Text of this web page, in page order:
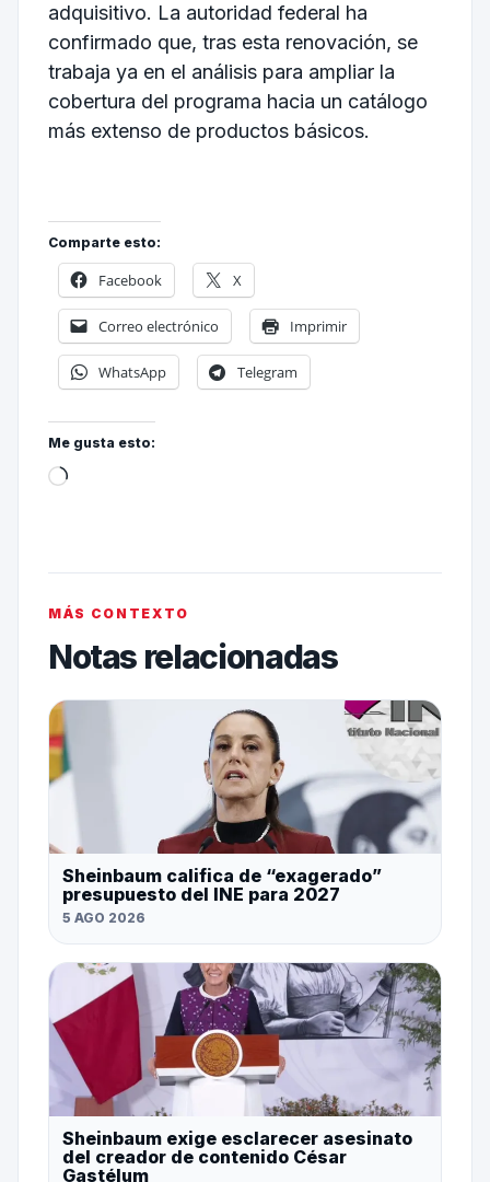
adquisitivo. La autoridad federal ha
confirmado que, tras esta renovación, se
trabaja ya en el análisis para ampliar la
cobertura del programa hacia un catálogo
más extenso de productos básicos.
Comparte esto:
Facebook X
Correo electrónico Imprimir
WhatsApp Telegram
Me gusta esto:
MÁS CONTEXTO
Notas relacionadas
Sheinbaum califica de “exagerado”
presupuesto del INE para 2027
5 AGO 2026
Sheinbaum exige esclarecer asesinato
del creador de contenido César
Gastélum